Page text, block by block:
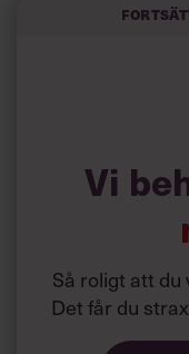
kompetenta och stå
spelevink i
önskningar som
Vi
Så roligt att
Det får du